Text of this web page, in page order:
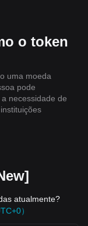
o token
uma moeda
pode
necessidade de
atualmente?
）